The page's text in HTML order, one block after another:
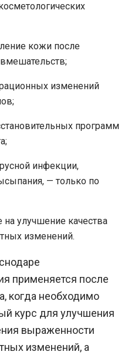
кожи после
изменений
программ
инфекции,
— только по
улучшение качества
изменений.
применяется после
когда необходимо
курс для улучшения
выраженности
изменений, а